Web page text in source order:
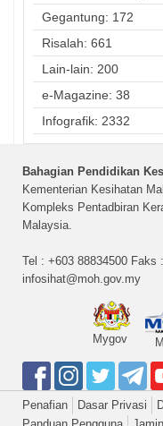
Gegantung: 172
Risalah: 661
Lain-lain: 200
e-Magazine: 38
Infografik: 2332
Bahagian Pendidikan
Kementerian Kesihatan
Kompleks Pentadbiran
Malaysia.
Tel : +603 88834500 Faks
infosihat@moh.gov.my
Mygov
Penafian Dasar Privasi